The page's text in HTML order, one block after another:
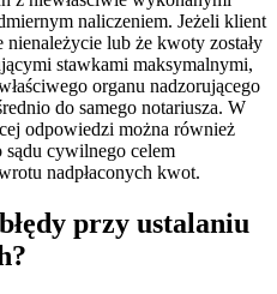
naliczeniem. Jeżeli klient
nienależycie lub że kwoty zostały
stawkami maksymalnymi,
organu nadzorującego
do samego notariusza. W
odpowiedzi można również
cywilnego celem
nadpłaconych kwot.
przy ustalaniu